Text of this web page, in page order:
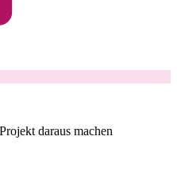
daraus machen